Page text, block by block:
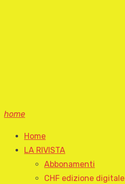
home
Home
LA RIVISTA
Abbonamenti
CHF edizione digitale